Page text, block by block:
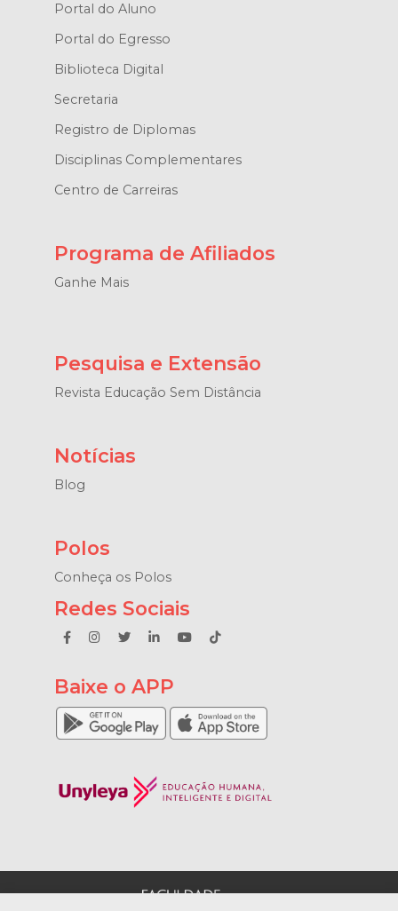
Portal do Aluno
Portal do Egresso
Biblioteca Digital
Secretaria
Registro de Diplomas
Disciplinas Complementares
Centro de Carreiras
Programa de Afiliados
Ganhe Mais
Pesquisa e Extensão
Revista Educação Sem Distância
Notícias
Blog
Polos
Conheça os Polos
Redes Sociais
Baixe o APP